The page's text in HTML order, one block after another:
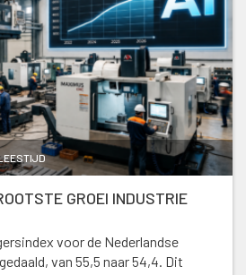
GROEI INDUSTRIE
voor de Nederlandse
van 55,5 naar 54,4. Dit